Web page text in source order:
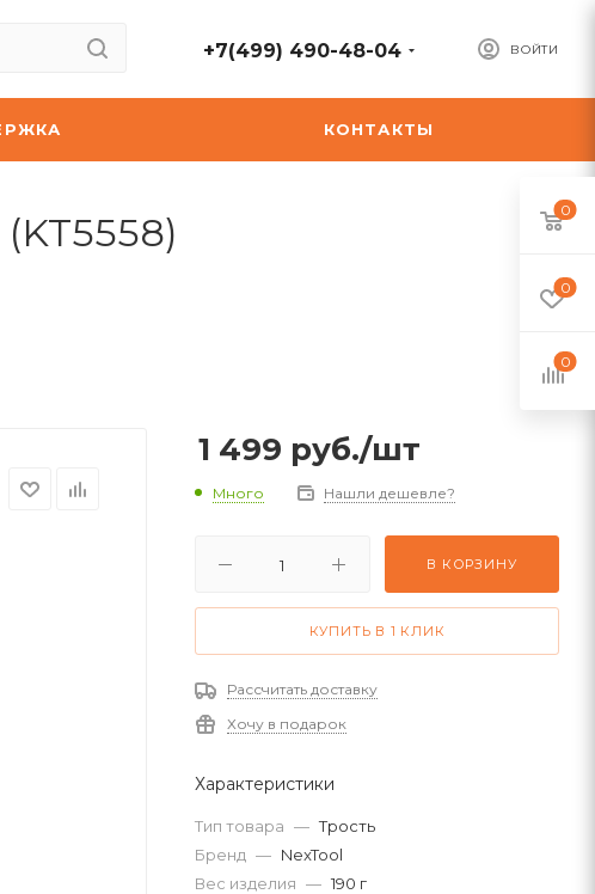
ВОЙТИ
+7(499) 490-48-04
КОНТАКТЫ
1 499 руб./шт
Много Нашли дешевле?
В КОРЗИНУ
КУПИТЬ В 1 КЛИК
Рассчитать доставку
Хочу в подарок
Характеристики
Тип товара — Трость
Бренд — NexTool
Вес изделия — 190 г
0
0
0